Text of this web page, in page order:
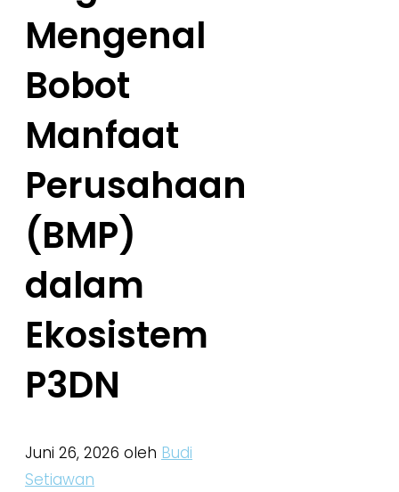
Mengenal
Bobot
Manfaat
Perusahaan
(BMP)
dalam
Ekosistem
P3DN
Juni 26, 2026 oleh Budi
Setiawan